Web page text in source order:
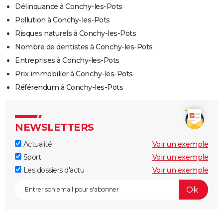
Délinquance à Conchy-les-Pots
Pollution à Conchy-les-Pots
Risques naturels à Conchy-les-Pots
Nombre de dentistes à Conchy-les-Pots
Entreprises à Conchy-les-Pots
Prix immobilier à Conchy-les-Pots
Référendum à Conchy-les-Pots
NEWSLETTERS
Actualité
Voir un exemple
Sport
Voir un exemple
Les dossiers d'actu
Voir un exemple